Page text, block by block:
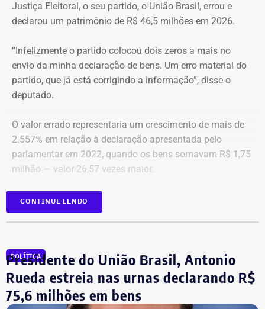
tem cerca de 101 metros quadrados. O imóvel se
Baía de Guanabara.
A Caixa Econômica tentou intimar pessoalmente o ex-
deputado federal. Mas como não conseguiu localizá-lo,
dias 5, 6 e 7 de novembro de 2025, concedendo o prazo
legal para regularização da dívida. Posteriormente, a
propriedade foi consolidada em nome da Caixa em 30 de
março de 2026 por causa da falta de pagamento.
*Com informação do blog de Ruben Berta, do portal
Ururau, e também do portal g1
Justiça Eleitoral, o seu partido, o União Brasil, errou e
declarou um patrimônio de R$ 46,5 milhões em 2026.
“Infelizmente o partido colocou dois zeros a mais no
envio da minha declaração de bens. Um erro material do
partido, que já está corrigindo a informação”, disse o
deputado.
O valor errado representaria um crescimento de mais de
2.557% em relação à declaração apresentada pelo
parlamentar em 2022, quando os bens somavam R$ 1,75
milhão — valor 26,57 vezes maior.
As informações foram obtidas no
Tribunal Superior de Justiça (TSE)
Fábio Silva foi eleito deputado estadual em 2018 e
reeleito em 2022. Ele busca mais uma reeleição para a
Assembleia Legislativa do Rio (Alerj).
CONTINUE LENDO
POLÍTICA
Presidente do União Brasil, Antonio
Rueda estreia nas urnas declarando R$
75,6 milhões em bens